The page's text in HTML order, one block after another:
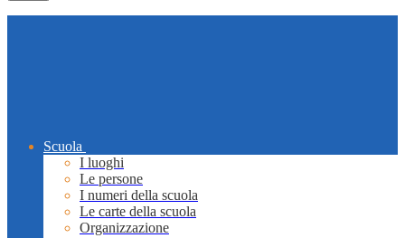
Scuola
I luoghi
Le persone
I numeri della scuola
Le carte della scuola
Organizzazione